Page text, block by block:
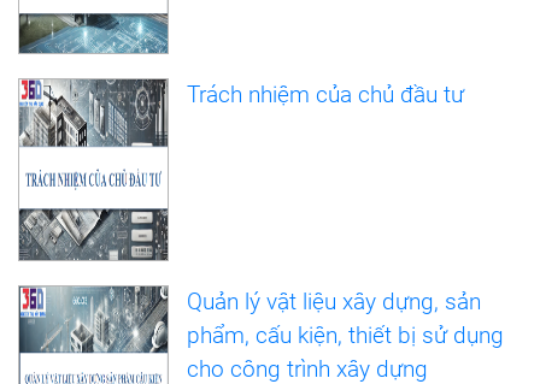
Trách nhiệm của chủ đầu tư
Quản lý vật liệu xây dựng, sản
phẩm, cấu kiện, thiết bị sử dụng
cho công trình xây dựng